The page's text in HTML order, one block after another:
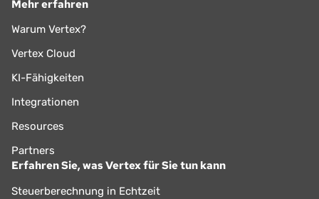
Mehr erfahren
Warum Vertex?
Vertex Cloud
KI-Fähigkeiten
Integrationen
Resources
Partners
Erfahren Sie, was Vertex für Sie tun kann
Steuerberechnung in Echtzeit